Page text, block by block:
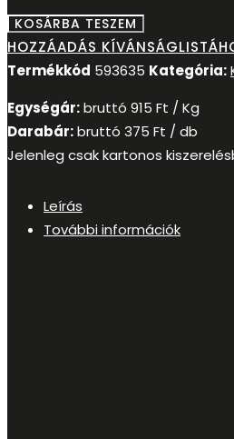
KOSÁRBA TESZEM
HOZZÁADÁS
Termékkód 593635 Kategória:
Egységár:bruttó 915 Ft / Kg
Darabár:bruttó 375 Ft / db
Jelenleg csak kartonos
Leírás
További információk